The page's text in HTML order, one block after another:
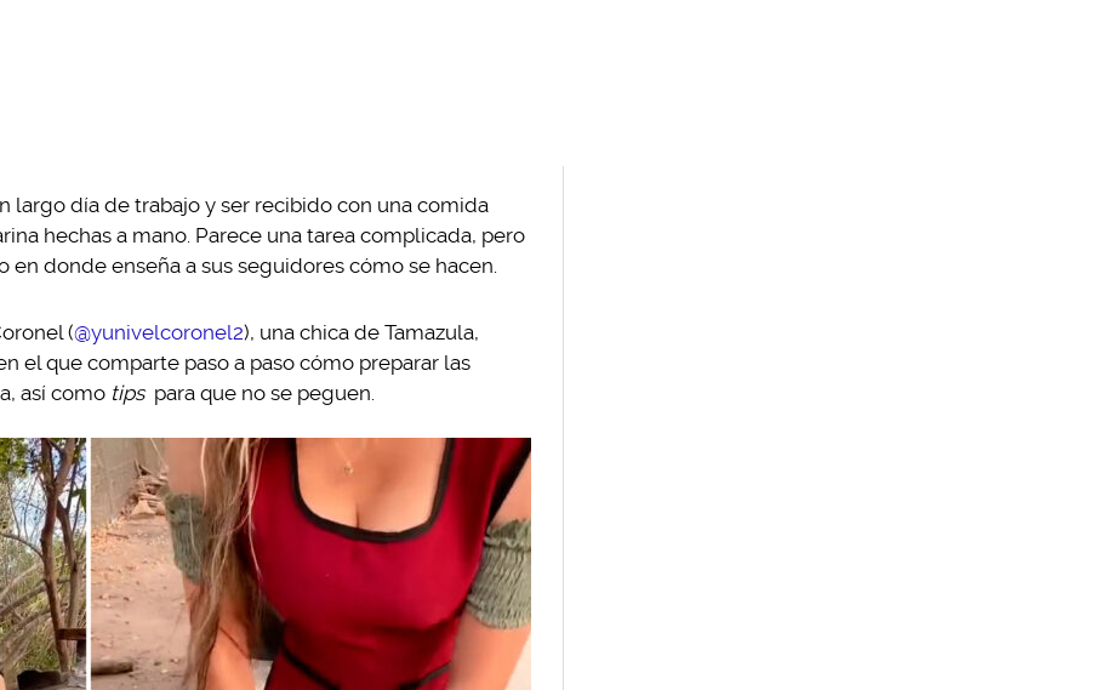
largo día de trabajo y ser recibido con una comida
hechas a mano. Parece una tarea complicada, pero
en donde enseña a sus seguidores cómo se hacen.
(@yunivelcoronel2), una chica de Tamazula,
el que comparte paso a paso cómo preparar las
así como tips para que no se peguen.